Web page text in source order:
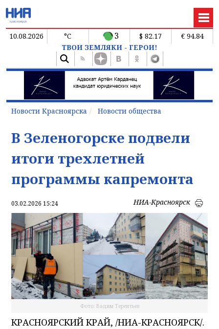
10.08.2026 °C 3 $ 82.17
€ 94.84
ТВОИ ЗЕМЛЯКИ - ГЕРОИ!
Новости Красноярска Новости общества
В Зеленогорске подвели
итоги трехлетней
программы капремонта
03.02.2026 15:24 НИА-Красноярск
Фото: Вадим Терентьев
КРАСНОЯРСКИЙ КРАЙ, /НИА-КРАСНОЯРСК/.